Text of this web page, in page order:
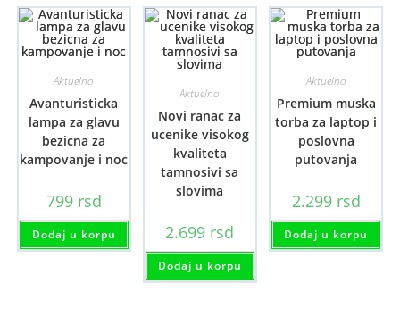
Aktuelno
Avanturisticka
lampa za glavu
bezicna za
kampovanje i noc
799 rsd
Dodaj u korpu
Aktuelno
Novi ranac za
ucenike visokog
kvaliteta
tamnosivi sa
slovima
2.699 rsd
Dodaj u korpu
Aktuelno
Premium muska
torba za laptop i
poslovna
putovanja
2.299 rsd
Dodaj u korpu